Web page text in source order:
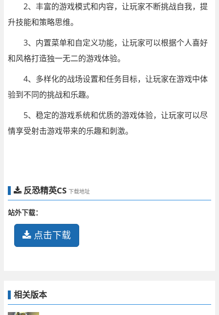
2、丰富的游戏模式和内容，让玩家不断挑战自我，提
升技能和策略思维。
3、内置菜单和自定义功能，让玩家可以根据个人喜好
和风格打造独一无二的游戏体验。
4、多样化的战场设置和任务目标，让玩家在游戏中体
验到不同的挑战和乐趣。
5、稳定的游戏系统和优质的游戏体验，让玩家可以尽
情享受射击游戏带来的乐趣和刺激。
反恐精英CS 下载地址
站外下载：
点击下载
相关版本